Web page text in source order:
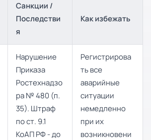
Санкции /
Последстви
я
Как избежать
Нарушение
Приказа
Ростехнадзо
ра № 480 (п.
35). Штраф
по ст. 9.1
КоАП РФ - до
Регистрирова
ть все
аварийные
ситуации
немедленно
при их
возникновени